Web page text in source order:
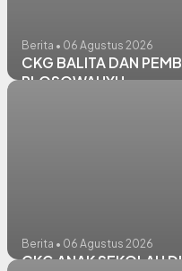
Berita • 06 Agustus 2026
CKG BALITA DAN
PLOSOWAHYU
Berita • 06 Agustus 2026
CKG ANAK SEKOLAH